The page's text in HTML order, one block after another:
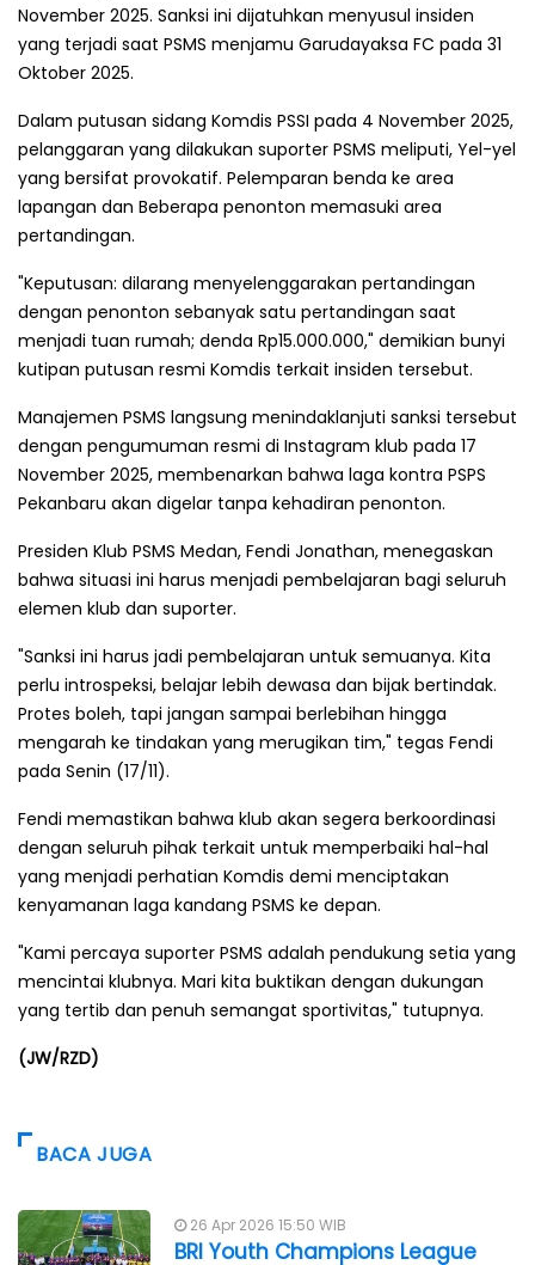
November 2025. Sanksi ini dijatuhkan menyusul insiden
yang terjadi saat PSMS menjamu Garudayaksa FC pada 31
Oktober 2025.
Dalam putusan sidang Komdis PSSI pada 4 November 2025,
pelanggaran yang dilakukan suporter PSMS meliputi, Yel-yel
yang bersifat provokatif. Pelemparan benda ke area
lapangan dan Beberapa penonton memasuki area
pertandingan.
"Keputusan: dilarang menyelenggarakan pertandingan
dengan penonton sebanyak satu pertandingan saat
menjadi tuan rumah; denda Rp15.000.000," demikian bunyi
kutipan putusan resmi Komdis terkait insiden tersebut.
Manajemen PSMS langsung menindaklanjuti sanksi tersebut
dengan pengumuman resmi di Instagram klub pada 17
November 2025, membenarkan bahwa laga kontra PSPS
Pekanbaru akan digelar tanpa kehadiran penonton.
Presiden Klub PSMS Medan, Fendi Jonathan, menegaskan
bahwa situasi ini harus menjadi pembelajaran bagi seluruh
elemen klub dan suporter.
"Sanksi ini harus jadi pembelajaran untuk semuanya. Kita
perlu introspeksi, belajar lebih dewasa dan bijak bertindak.
Protes boleh, tapi jangan sampai berlebihan hingga
mengarah ke tindakan yang merugikan tim," tegas Fendi
pada Senin (17/11).
Fendi memastikan bahwa klub akan segera berkoordinasi
dengan seluruh pihak terkait untuk memperbaiki hal-hal
yang menjadi perhatian Komdis demi menciptakan
kenyamanan laga kandang PSMS ke depan.
"Kami percaya suporter PSMS adalah pendukung setia yang
mencintai klubnya. Mari kita buktikan dengan dukungan
yang tertib dan penuh semangat sportivitas," tutupnya.
(JW/RZD)
BACA JUGA
26 Apr 2026 15:50 WIB
BRI Youth Champions League